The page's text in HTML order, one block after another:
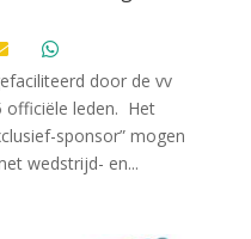
door de vv
officiële leden. Het
sponsor” mogen
wedstrijd- en...